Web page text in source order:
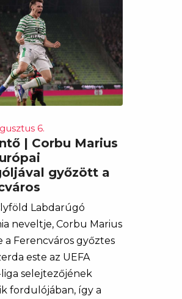
6.
| Corbu Marius
győzött a
Labdarúgó
neveltje, Corbu Marius
a Ferencváros győztes
este az UEFA
selejtezőjének
fordulójában, így a